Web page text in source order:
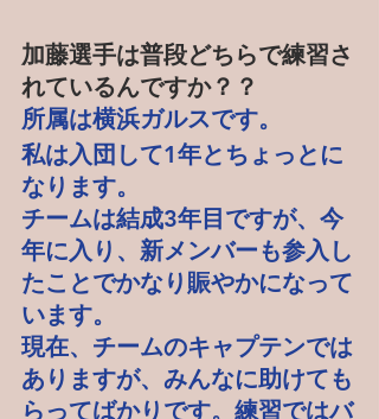
加藤選手は普段どちらで練習さ
れているんですか？？
所属は横浜ガルスです。
私は入団して1年とちょっとに
なります。
チームは結成3年目ですが、今
年に入り、新メンバーも参入し
たことでかなり賑やかになって
います。
現在、チームのキャプテンでは
ありますが、みんなに助けても
らってばかりです。練習ではバ